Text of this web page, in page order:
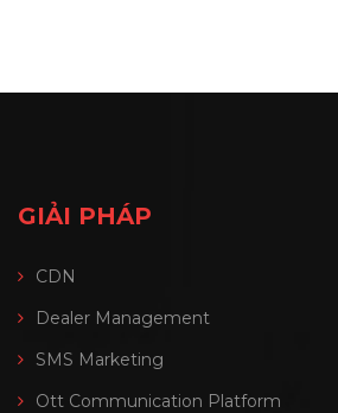
GIẢI PHÁP
CDN
Dealer Management
SMS Marketing
Ott Communication Platform